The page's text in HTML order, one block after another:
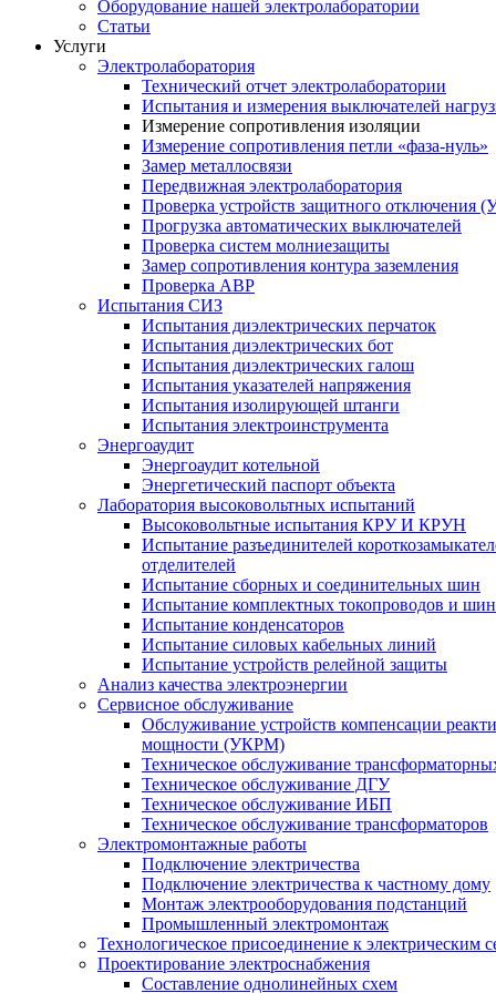
Оборудование нашей электролаборатории
Статьи
Услуги
Электролаборатория
Технический отчет электролаборатории
Испытания и измерения выключателей
Измерение сопротивления изоляции
Измерение сопротивления петли «фаза-нуль»
Замер металлосвязи
Передвижная электролаборатория
Проверка устройств защитного отключения
Прогрузка автоматических выключателей
Проверка систем молниезащиты
Замер сопротивления контура заземления
Проверка АВР
Испытания СИЗ
Испытания диэлектрических перчаток
Испытания диэлектрических бот
Испытания диэлектрических галош
Испытания указателей напряжения
Испытания изолирующей штанги
Испытания электроинструмента
Энергоаудит
Энергоаудит котельной
Энергетический паспорт объекта
Лаборатория высоковольтных испытаний
Высоковольтные испытания КРУ И КРУН
Испытание разъединителей
отделителей
Испытание сборных и соединительных шин
Испытание комплектных токопроводов и
Испытание конденсаторов
Испытание силовых кабельных линий
Испытание устройств релейной защиты
Анализ качества электроэнергии
Сервисное обслуживание
Обслуживание устройств компенсации
мощности (УКРМ)
Техническое обслуживание
Техническое обслуживание ДГУ
Техническое обслуживание ИБП
Техническое обслуживание трансформаторов
Электромонтажные работы
Подключение электричества
Подключение электричества к частному дому
Монтаж электрооборудования подстанций
Промышленный электромонтаж
Технологическое присоединение к электрическим
Проектирование электроснабжения
Составление однолинейных схем